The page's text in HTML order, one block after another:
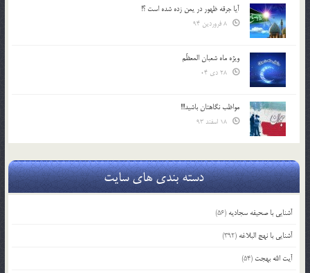
آیا جرقه ظهور در یمن زده شده است ؟!
ویژه ماه شعبان المعظّم
مواظب نگاهتان باشید!!!
دسته بندی های سایت
آشنایی با صحیفه سجادیه (56)
آشنایی با نهج البلاغه (392)
آیت الله بهجت (54)